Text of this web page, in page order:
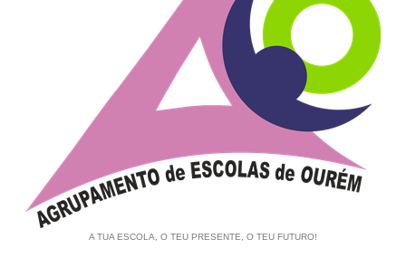
Unidades Orgânicas
Documentos
Associação de Pais e EE
Equipa de Autoavaliação
Notícias
A TUA ESCOLA, O TEU PRESENTE, O TEU FUTURO!